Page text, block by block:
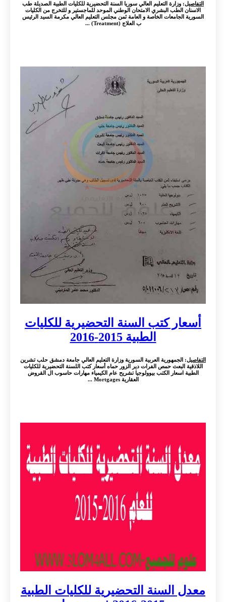
التفاصيل: وزارة التعليم العالي سوريا السنة التحضيرية للكليات الطبية الصديلة طب
الاسنان الطب البشري الامتحان الوطني الموحد للماجستير و للتخرج من الكليات
السورية الجامعات الخاصة و العامة ثمن مجلس التعليم العالي مكرمة السيد الرئيس
ب العلاج (Treatment) ...
أسعار كتب السنة التحضيرية للكليات
الطبية 2015-2016
التفاصيل: الجمهورية العربية السورية وزارة التعليم العالي جامعة دمشق حلب تشرين
اللاذقية البعث حمص الفرات دير الزور حماه أسعار كتب اللسنة التحضيرية للكليات
الطبية اسعار الكتب بيوولوجيا تشريح عام الكيمياء مهارات حاسوب ال القروض
العقارية Mortgages ...
معدل السنة التحضيرية للكليات الطبية